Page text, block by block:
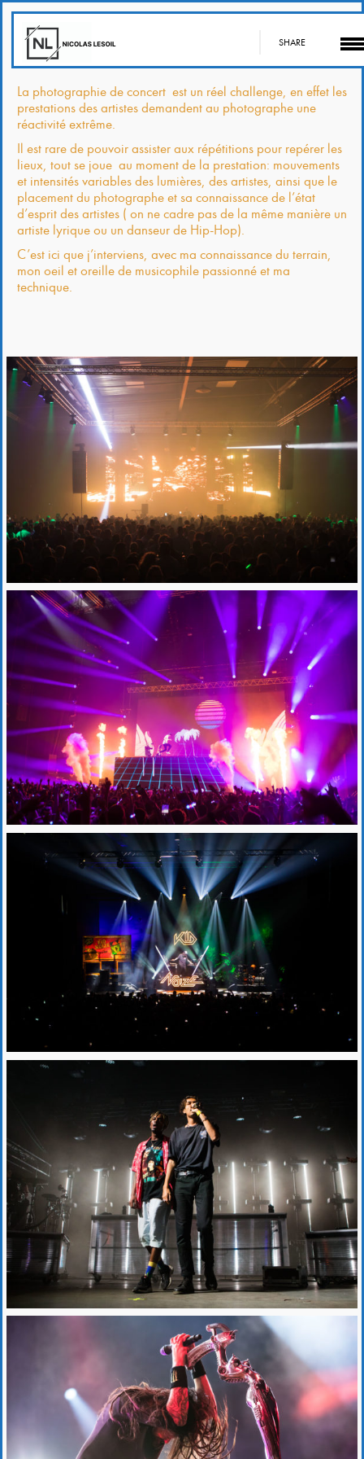
SHARE
La photographie de concertest un réel challenge, en effet les
prestations des artistes demandent au photographe une
réactivité extrême.
Il est rare de pouvoir assister aux répétitions pour repérer les
lieux, tout se joue au moment de la prestation: mouvements
et intensités variables des lumières, des artistes, ainsi que le
placement du photographe et sa connaissance de l’état
d’esprit des artistes ( on ne cadre pas de la même manière un
artiste lyrique ou un danseur de Hip-Hop).
C’est ici que j’interviens, avec ma connaissance du terrain,
mon oeil et oreille de musicophile passionné et ma
technique.